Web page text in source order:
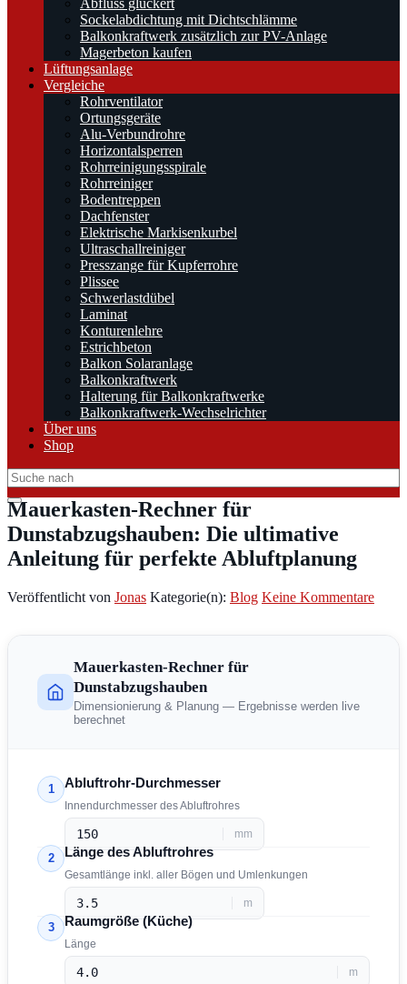
Abfluss gluckert
Sockelabdichtung mit Dichtschlämme
Balkonkraftwerk zusätzlich zur PV-Anlage
Magerbeton kaufen
Lüftungsanlage
Vergleiche
Rohrventilator
Ortungsgeräte
Alu-Verbundrohre
Horizontalsperren
Rohrreinigungsspirale
Rohrreiniger
Bodentreppen
Dachfenster
Elektrische Markisenkurbel
Ultraschallreiniger
Presszange für Kupferrohre
Plissee
Schwerlastdübel
Laminat
Konturenlehre
Estrichbeton
Balkon Solaranlage
Balkonkraftwerk
Halterung für Balkonkraftwerke
Balkonkraftwerk-Wechselrichter
Über uns
Shop
Mauerkasten-Rechner für
Dunstabzugshauben: Die ultimative
Anleitung für perfekte Abluftplanung
Veröffentlicht von Jonas Kategorie(n): Blog Keine Kommentare
Mauerkasten-Rechner für
Dunstabzugshauben
Dimensionierung & Planung — Ergebnisse werden live
berechnet
1 Abluftrohr-Durchmesser
Innendurchmesser des Abluftrohres
mm
2 Länge des Abluftrohres
Gesamtlänge inkl. aller Bögen und Umlenkungen
m
3 Raumgröße (Küche)
Länge
m